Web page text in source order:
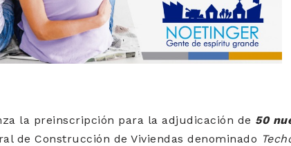
la preinscripción para la adjudicación de 50
de Construcción de Viviendas denominado